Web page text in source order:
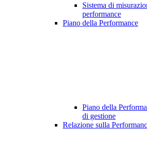
Sistema di
performance
Piano della Performance
Piano della
di gestione
Relazione sulla